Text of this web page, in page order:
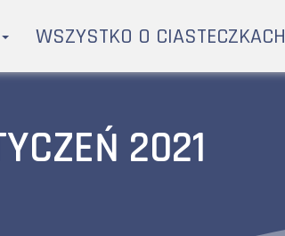
WSZYSTKO O CIASTECZKACH
2021